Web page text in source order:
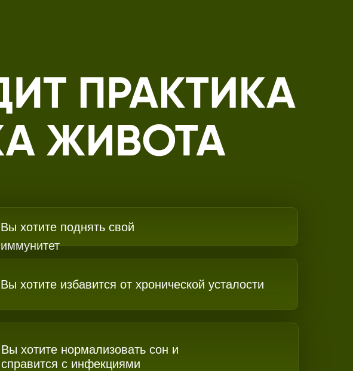
Вы хотите поднять свой
иммунитет
Вы хотите избавится от хронической усталости
Вы хотите нормализовать сон и
справится с инфекциями